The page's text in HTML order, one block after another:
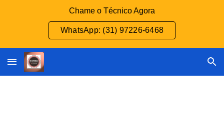
Chame o Técnico Agora
WhatsApp: (31) 97226-6468